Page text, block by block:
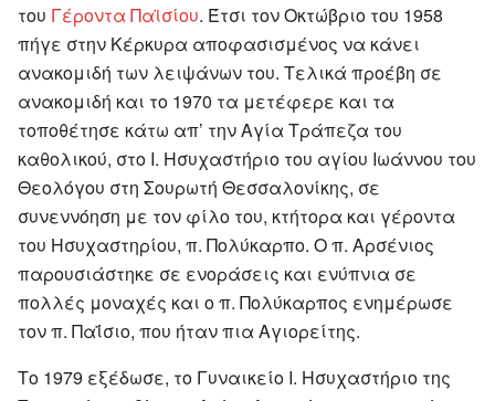
του Γέροντα Παϊσίου. Έτσι τον Οκτώβριο του 1958
πήγε στην Κέρκυρα αποφασισμένος να κάνει
ανακομιδή των λειψάνων του. Τελικά προέβη σε
ανακομιδή και το 1970 τα μετέφερε και τα
τοποθέτησε κάτω απ’ την Αγία Τράπεζα του
καθολικού, στο Ι. Ησυχαστήριο του αγίου Ιωάννου του
Θεολόγου στη Σουρωτή Θεσσαλονίκης, σε
συνεννόηση με τον φίλο του, κτήτορα και γέροντα
του Ησυχαστηρίου, π. Πολύκαρπο. Ο π. Αρσένιος
παρουσιάστηκε σε ενοράσεις και ενύπνια σε
πολλές μοναχές και ο π. Πολύκαρπος ενημέρωσε
τον π. Παΐσιο, που ήταν πια Αγιορείτης.
Το 1979 εξέδωσε, το Γυναικείο Ι. Ησυχαστήριο της